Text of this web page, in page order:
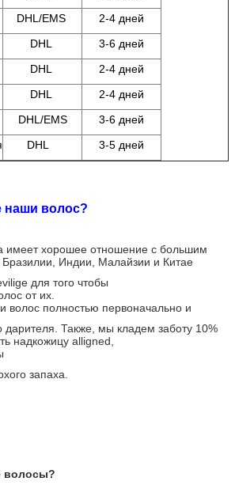
DHL/EMS
2-4 дней
DHL
3-6 дней
DHL
2-4 дней
DHL
2-4 дней
DHL/EMS
3-6 дней
DHL 3-5 дней
наши волос?
имеет хорошее отношение с большим
Бразилии, Индии, Малайзии и Китае
для того чтобы
от их.
волос полностью первоначально и
дарителя. Также, мы кладем заботу 10%
надкожицу alligned,
запаха.
волосы?